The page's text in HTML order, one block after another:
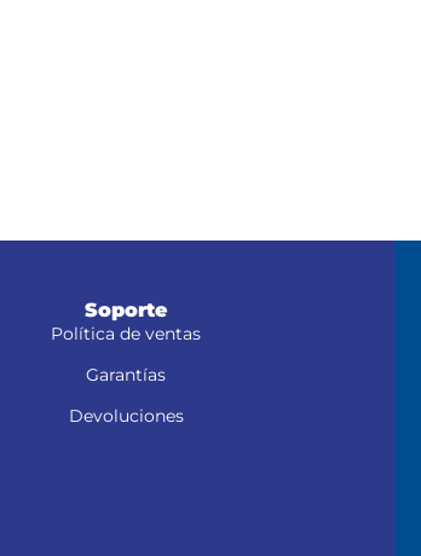
Soporte
Política de ventas
Garantías
Devoluciones